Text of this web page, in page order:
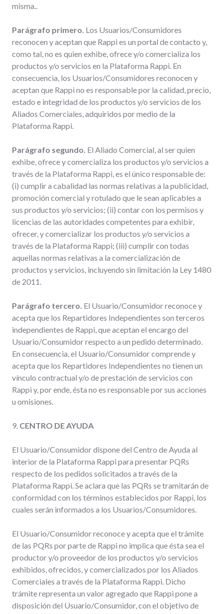
misma..
Parágrafo primero. Los Usuarios/Consumidores
reconocen y aceptan que Rappi es un portal de contacto y,
como tal, no es quien exhibe, ofrece y/o comercializa los
productos y/o servicios en la Plataforma Rappi. En
consecuencia, los Usuarios/Consumidores reconocen y
aceptan que Rappi no es responsable por la calidad, precio,
estado e integridad de los productos y/o servicios de los
Aliados Comerciales, adquiridos por medio de la
Plataforma Rappi.
Parágrafo segundo. El Aliado Comercial, al ser quien
exhibe, ofrece y comercializa los productos y/o servicios a
través de la Plataforma Rappi, es el único responsable de:
(i) cumplir a cabalidad las normas relativas a la publicidad,
promoción comercial y rotulado que le sean aplicables a
sus productos y/o servicios; (ii) contar con los permisos y
licencias de las autoridades competentes para exhibir,
ofrecer, y comercializar los productos y/o servicios a
través de la Plataforma Rappi; (iii) cumplir con todas
aquellas normas relativas a la comercialización de
productos y servicios, incluyendo sin limitación la Ley 1480
de 2011.
Parágrafo tercero. El Usuario/Consumidor reconoce y
acepta que los Repartidores Independientes son terceros
independientes de Rappi, que aceptan el encargo del
Usuario/Consumidor respecto a un pedido determinado.
En consecuencia, el Usuario/Consumidor comprende y
acepta que los Repartidores Independientes no tienen un
vínculo contractual y/o de prestación de servicios con
Rappi y, por ende, ésta no es responsable por sus acciones
u omisiones.
9. CENTRO DE AYUDA
El Usuario/Consumidor dispone del Centro de Ayuda al
interior de la Plataforma Rappi para presentar PQRs
respecto de los pedidos solicitados a través de la
Plataforma Rappi. Se aclara que las PQRs se tramitarán de
conformidad con los términos establecidos por Rappi, los
cuales serán informados a los Usuarios/Consumidores.
El Usuario/Consumidor reconoce y acepta que el trámite
de las PQRs por parte de Rappi no implica que ésta sea el
productor y/o proveedor de los productos y/o servicios
exhibidos, ofrecidos, y comercializados por los Aliados
Comerciales a través de la Plataforma Rappi. Dicho
trámite representa un valor agregado que Rappi pone a
disposición del Usuario/Consumidor, con el objetivo de